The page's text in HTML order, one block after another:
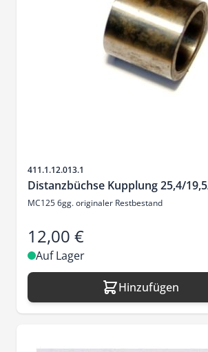
Artikelnr.
411.1.12.013.1
Distanzbüchse Kupplung 25,4/
MC125 6gg. originaler Restbestand
12,00 €
Auf Lager
Hinzufügen